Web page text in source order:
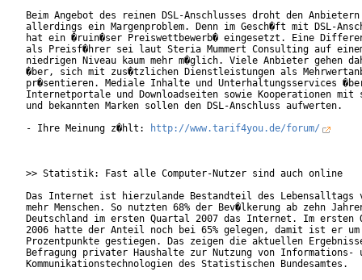
Beim Angebot des reinen DSL-Anschlusses droht den Anbietern
allerdings ein Margenproblem. Denn im Gesch�ft mit DSL-
hat ein �ruin�ser Preiswettbewerb� eingesetzt. Eine
als Preisf�hrer sei laut Steria Mummert Consulting auf
niedrigen Niveau kaum mehr m�glich. Viele Anbieter gehen
�ber, sich mit zus�tzlichen Dienstleistungen als
pr�sentieren. Mediale Inhalte und Unterhaltungsservices
Internetportale und Downloadseiten sowie Kooperationen mit
und bekannten Marken sollen den DSL-Anschluss
- Ihre Meinung z�hlt:
http://www.tarif4you.de/forum/
>> Statistik: Fast alle Computer-Nutzer sind auch online
Das Internet ist hierzulande Bestandteil des Lebensalltags
mehr Menschen. So nutzten 68% der Bev�lkerung ab zehn
Deutschland im ersten Quartal 2007 das Internet. Im ersten
2006 hatte der Anteil noch bei 65% gelegen, damit ist er
Prozentpunkte gestiegen. Das zeigen die aktuellen
Befragung privater Haushalte zur Nutzung von Informations-
Kommunikationstechnologien des Statistischen Bundesamtes.